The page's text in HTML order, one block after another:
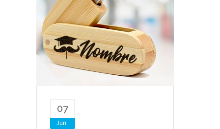
07
Jun